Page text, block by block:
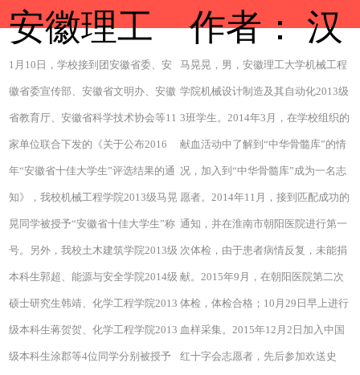
安徽理工 作者：
1月10日，学校接到团安徽省委、安
徽省委宣传部、安徽省文明办、安徽
省教育厅、安徽省科学技术协会等11
家单位联合下发的《关于公布2016
年“安徽省十佳大学生”评选结果的通
知》，我校机械工程学院2013级马晃
晃同学被授予“安徽省十佳大学生”称
号。另外，我校土木建筑学院2013级
本科生郭超、能源与安全学院2014级
硕士研究生韩靖、化学工程学院2013
级本科生蒋贺贺、化学工程学院2013
级本科生涂郡等4位同学分别被授予
马晃晃，男，安徽理工大学机械工程
学院机械设计制造及其自动化2013级
3班学生。2014年3月，在学校组织的
献血活动中了解到“中华骨髓库”的情
况，加入到“中华骨髓库”成为一名志
愿者。2014年11月，接到匹配成功的
通知，并在淮南市朝阳医院进行第一
次体检，由于患者病情反复，未能捐
献。2015年9月，在朝阳医院第二次
体检，体检合格；10月29日早上进行
血样采集。2015年12月2日加入中国
红十字会志愿者，先后参加欢送史
汉